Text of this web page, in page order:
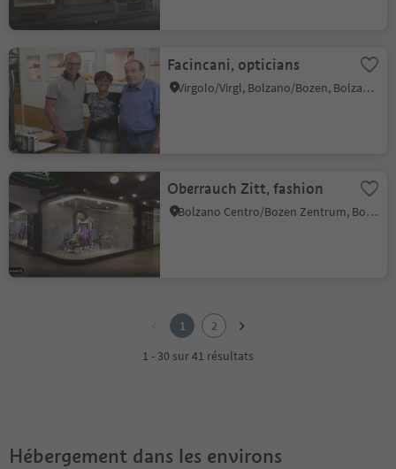
Facincani, opticians
Virgolo/Virgl, Bolzano/Bozen, Bolzano/Bozen and environs
Oberrauch Zitt, fashion
Bolzano Centro/Bozen Zentrum, Bolzano/Bozen, Bolzano/Bozen and environs
1
2
1 - 30 sur 41 résultats
Hébergement dans les environs